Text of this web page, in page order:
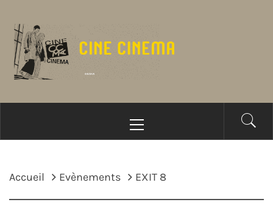
contenu
principal
Accueil Evènements EXIT 8